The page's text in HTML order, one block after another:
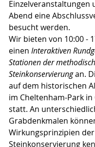
Einzelveranstaltungen
Abend eine
besucht werden.
Wir bieten von 10:00 -
einen Interaktiven
Stationen der
Steinkonservierung an.
auf dem historischen
im Cheltenham-Park
statt. An
Grabdenkmalen
Wirkungsprinzipien der
Steinkonservierung